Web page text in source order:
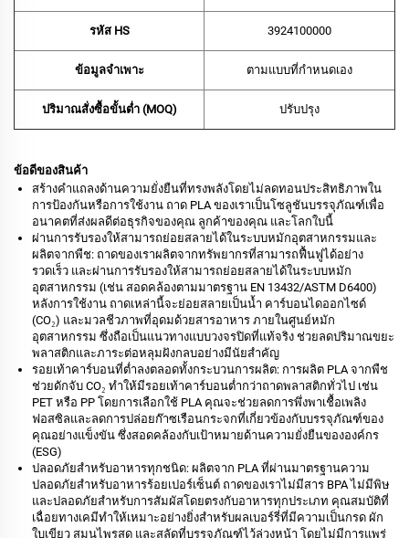
รหัส HS ‌3924100000‌
ข้อมูลจำเพาะ ตามแบบที่กำหนดเอง
ปริมาณสั่งซื้อขั้นต่ำ (MOQ) ปรับปรุง
ข้อดีของสินค้า
สร้างคำแถลงด้านความยั่งยืนที่ทรงพลังโดยไม่ลดทอนประสิทธิภาพใน
การป้องกันหรือการใช้งาน ถาด PLA ของเราเป็นโซลูชันบรรจุภัณฑ์เพื่อ
อนาคตที่ส่งผลดีต่อธุรกิจของคุณ ลูกค้าของคุณ และโลกใบนี้
ผ่านการรับรองให้สามารถย่อยสลายได้ในระบบหมักอุตสาหกรรมและ
ผลิตจากพืช: ถาดของเราผลิตจากทรัพยากรที่สามารถฟื้นฟูได้อย่าง
รวดเร็ว และผ่านการรับรองให้สามารถย่อยสลายได้ในระบบหมัก
อุตสาหกรรม (เช่น สอดคล้องตามมาตรฐาน EN 13432/ASTM D6400)
หลังการใช้งาน ถาดเหล่านี้จะย่อยสลายเป็นน้ำ คาร์บอนไดออกไซด์
(CO₂) และมวลชีวภาพที่อุดมด้วยสารอาหาร ภายในศูนย์หมัก
อุตสาหกรรม ซึ่งถือเป็นแนวทางแบบวงจรปิดที่แท้จริง ช่วยลดปริมาณขยะ
พลาสติกและภาระต่อหลุมฝังกลบอย่างมีนัยสำคัญ
รอยเท้าคาร์บอนที่ต่ำลงตลอดทั้งกระบวนการผลิต: การผลิต PLA จากพืช
ช่วยดักจับ CO₂ ทำให้มีรอยเท้าคาร์บอนต่ำกว่าถาดพลาสติกทั่วไป เช่น
PET หรือ PP โดยการเลือกใช้ PLA คุณจะช่วยลดการพึ่งพาเชื้อเพลิง
ฟอสซิลและลดการปล่อยก๊าซเรือนกระจกที่เกี่ยวข้องกับบรรจุภัณฑ์ของ
คุณอย่างแข็งขัน ซึ่งสอดคล้องกับเป้าหมายด้านความยั่งยืนขององค์กร
(ESG)
ปลอดภัยสำหรับอาหารทุกชนิด: ผลิตจาก PLA ที่ผ่านมาตรฐานความ
ปลอดภัยสำหรับอาหารร้อยเปอร์เซ็นต์ ถาดของเราไม่มีสาร BPA ไม่มีพิษ
และปลอดภัยสำหรับการสัมผัสโดยตรงกับอาหารทุกประเภท คุณสมบัติที่
เฉื่อยทางเคมีทำให้เหมาะอย่างยิ่งสำหรับผลเบอร์รี่ที่มีความเป็นกรด ผัก
ใบเขียว สมุนไพรสด และสลัดที่บรรจุภัณฑ์ไว้ล่วงหน้า โดยไม่มีการแพร่